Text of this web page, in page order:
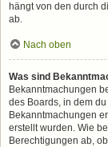
hängt von den durch
ab.
Nach oben
Was sind
Bekanntmachungen
des Boards, in dem
Bekanntmachungen
erstellt wurden. Wie
Berechtigungen ab,